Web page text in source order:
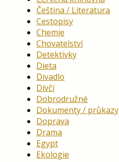
Čeština / Literatura
Cestopisy
Chemie
Chovatelství
Detektivky
Dieta
Divadlo
Dívčí
Dobrodružné
Dokumenty / průkazy
Doprava
Drama
Egypt
Ekologie